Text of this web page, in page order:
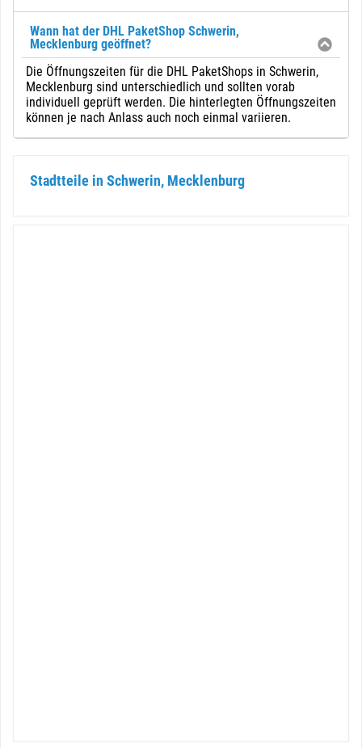
Wann hat der DHL PaketShop Schwerin,
Mecklenburg geöffnet?
Die Öffnungszeiten für die DHL PaketShops in Schwerin,
Mecklenburg sind unterschiedlich und sollten vorab
individuell geprüft werden. Die hinterlegten Öffnungszeiten
können je nach Anlass auch noch einmal variieren.
Stadtteile in Schwerin, Mecklenburg